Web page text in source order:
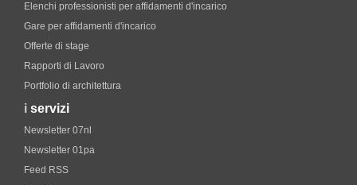
Elenchi professionisti per affidamenti d'incarico
Gare per affidamenti d'incarico
Offerte di stage
Rapporti di Lavoro
Portfolio di architettura
i servizi
Newsletter 07nl
Newsletter 01pa
Feed RSS